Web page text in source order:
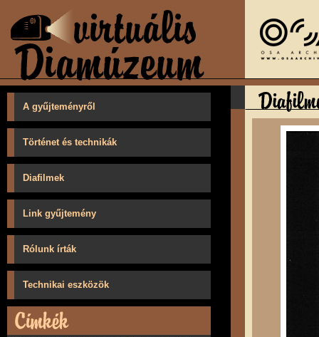
A gyűjteményről
Történet és technikák
Diafilmek
Link gyűjtemény
Rólunk írták
Technikai eszközök